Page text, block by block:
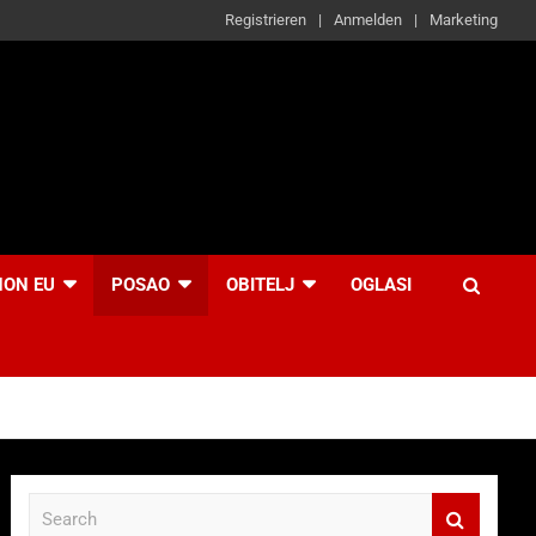
Registrieren Anmelden Marketing
EU POSAO OBITELJ OGLASI